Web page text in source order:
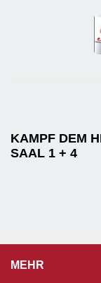
KAMPF DEM
SAAL 1 + 4
MEHR